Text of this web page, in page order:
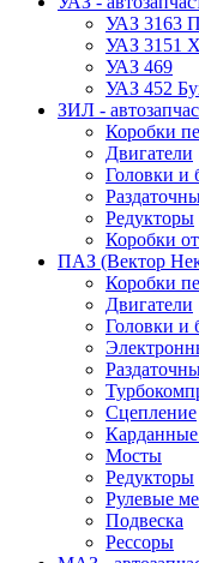
УАЗ 3163
УАЗ 3151
УАЗ 469
УАЗ 452
ЗИЛ -
Коробки
Двигатели
Головки и
Редукторы
Коробки
ПАЗ (Вектор
Коробки
Двигатели
Головки и
Сцепление
Мосты
Редукторы
Рулевые
Подвеска
Рессоры